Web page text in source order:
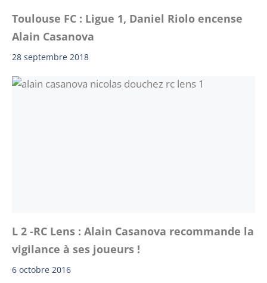
Toulouse FC : Ligue 1, Daniel Riolo encense
Alain Casanova
28 septembre 2018
L 2 -RC Lens : Alain Casanova recommande la
vigilance à ses joueurs !
6 octobre 2016